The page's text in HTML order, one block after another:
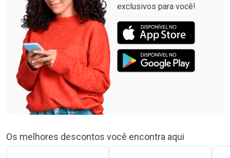
exclusivos para você!
Os melhores descontos você encontra aqui